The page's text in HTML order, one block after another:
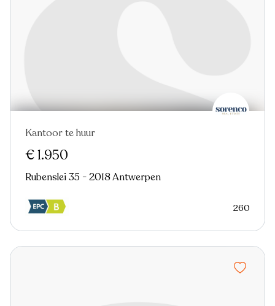
Nieuw
Kantoor te huur
€ 1.950
Rubenslei 35 - 2018 Antwerpen
260